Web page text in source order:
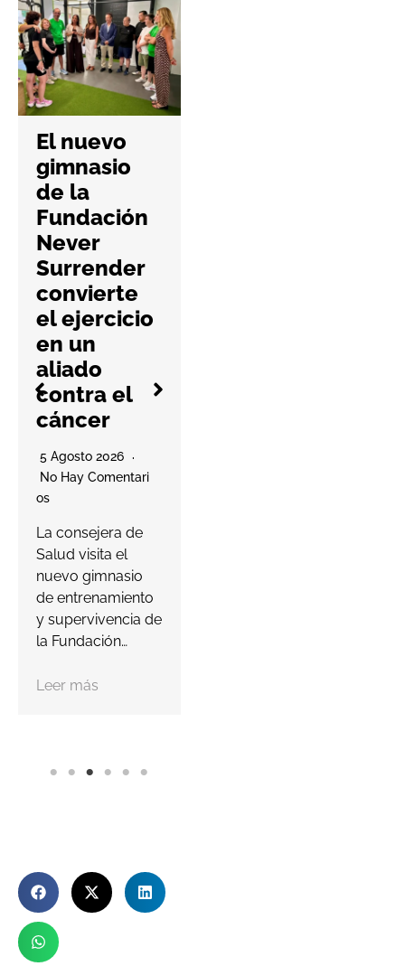
El nuevo
gimnasio
de la
Fundación
Never
Surrender
convierte
el ejercicio
en un
aliado
contra el
cáncer
5 Agosto 2026
No Hay Comentari
Os
La consejera de
Salud visita el
nuevo gimnasio
de entrenamiento
y supervivencia de
la Fundación…
Leer más